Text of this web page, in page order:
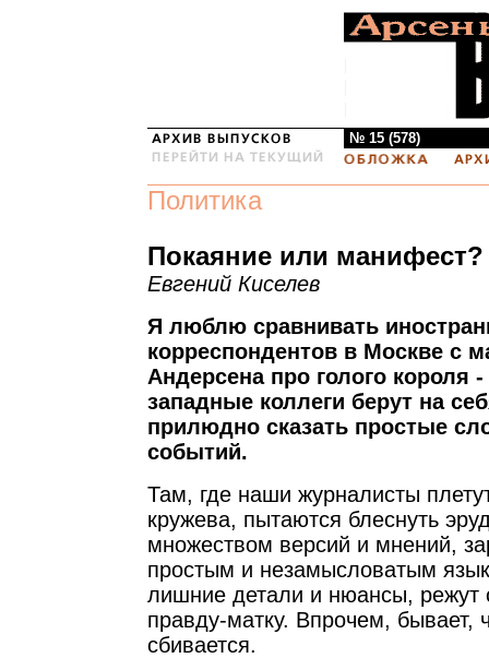
№ 15 (578)
Политика
Покаяние или манифест?
Евгений Киселев
Я люблю сравнивать
корреспондентов в Москве с
Андерсена про голого короля
западные коллеги берут на
прилюдно сказать простые
событий.
Там, где наши журналисты
кружева, пытаются блеснуть
множеством версий и мнений,
простым и незамысловатым
лишние детали и нюансы, режут
правду-матку. Впрочем, бывает,
сбивается.